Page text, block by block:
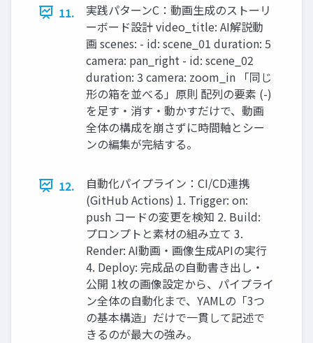
11.
実践パターンC：動画生成のストーリ
ーボード設計 video_title: AI解説動
画 scenes: - id: scene_01 duration: 5
camera: pan_right - id: scene_02
duration: 3 camera: zoom_in 「同じ
形の箱を並べる」原則 配列の要素 (-)
を足す・消す・動かすだけで、動画
全体の構成を崩さずに時間軸とシー
ンの編集が完結する。
12.
自動化パイプライン：CI/CD連携
(GitHub Actions) 1. Trigger: on:
push コードの変更を検知 2. Build:
プロンプトと素材の組み立て 3.
Render: AI動画・画像生成APIの実行
4. Deploy: 完成品の自動書き出し・
公開 1枚の画像設定から、パイプライ
ン全体の自動化まで、YAMLの「3つ
の基本構造」だけで一貫して記述で
きるのが最大の強み。